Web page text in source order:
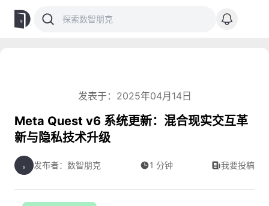
发表于：2025年04月14日
Meta Quest v6 系统更新：混合现实交互革
新与隐私技术升级
发布者：数智朋克 1 分钟 我要投稿